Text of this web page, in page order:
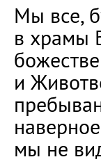
Мы все,
в храмы
и
мы не